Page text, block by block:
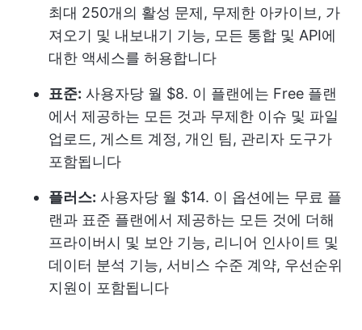
최대 250개의 활성 문제, 무제한 아카이브, 가
져오기 및 내보내기 기능, 모든 통합 및 API에
대한 액세스를 허용합니다
표준: 사용자당 월 $8. 이 플랜에는 Free 플랜
에서 제공하는 모든 것과 무제한 이슈 및 파일
업로드, 게스트 계정, 개인 팀, 관리자 도구가
포함됩니다
플러스: 사용자당 월 $14. 이 옵션에는 무료 플
랜과 표준 플랜에서 제공하는 모든 것에 더해
프라이버시 및 보안 기능, 리니어 인사이트 및
데이터 분석 기능, 서비스 수준 계약, 우선순위
지원이 포함됩니다